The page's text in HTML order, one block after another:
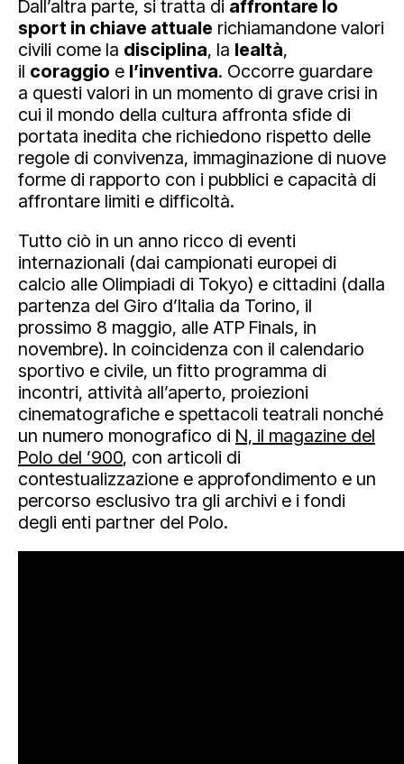
Dall’altra parte, si tratta di affrontare lo
sport in chiave attuale richiamandone valori
civili come la disciplina, la lealtà,
il coraggio e l’inventiva. Occorre guardare
a questi valori in un momento di grave crisi in
cui il mondo della cultura affronta sfide di
portata inedita che richiedono rispetto delle
regole di convivenza, immaginazione di nuove
forme di rapporto con i pubblici e capacità di
affrontare limiti e difficoltà.
Tutto ciò in un anno ricco di eventi
internazionali (dai campionati europei di
calcio alle Olimpiadi di Tokyo) e cittadini (dalla
partenza del Giro d’Italia da Torino, il
prossimo 8 maggio, alle ATP Finals, in
novembre). In coincidenza con il calendario
sportivo e civile, un fitto programma di
incontri, attività all’aperto, proiezioni
cinematografiche e spettacoli teatrali nonché
un numero monografico di N, il magazine del
Polo del ’900, con articoli di
contestualizzazione e approfondimento e un
percorso esclusivo tra gli archivi e i fondi
degli enti partner del Polo.